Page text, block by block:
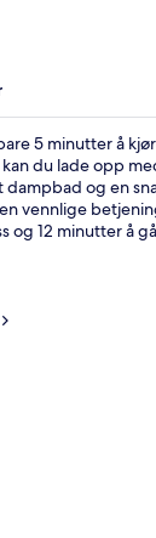
5 minutter å
du lade opp
dampbad og en
vennlige
og 12 minutter å